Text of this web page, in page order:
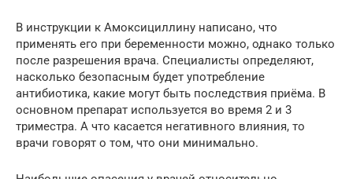
В инструкции к Амоксициллину написано, что
применять его при беременности можно, однако только
после разрешения врача. Специалисты определяют,
насколько безопасным будет употребление
антибиотика, какие могут быть последствия приёма. В
основном препарат используется во время 2 и 3
триместра. А что касается негативного влияния, то
врачи говорят о том, что они минимально.